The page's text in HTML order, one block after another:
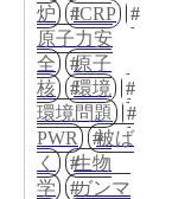
炉
ICRP
原子力安
全
原子
核
環境
環境問題
PWR
被ば
く
生物
学
ガンマ